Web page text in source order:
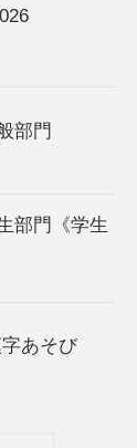
部門
部門《学生
あそび